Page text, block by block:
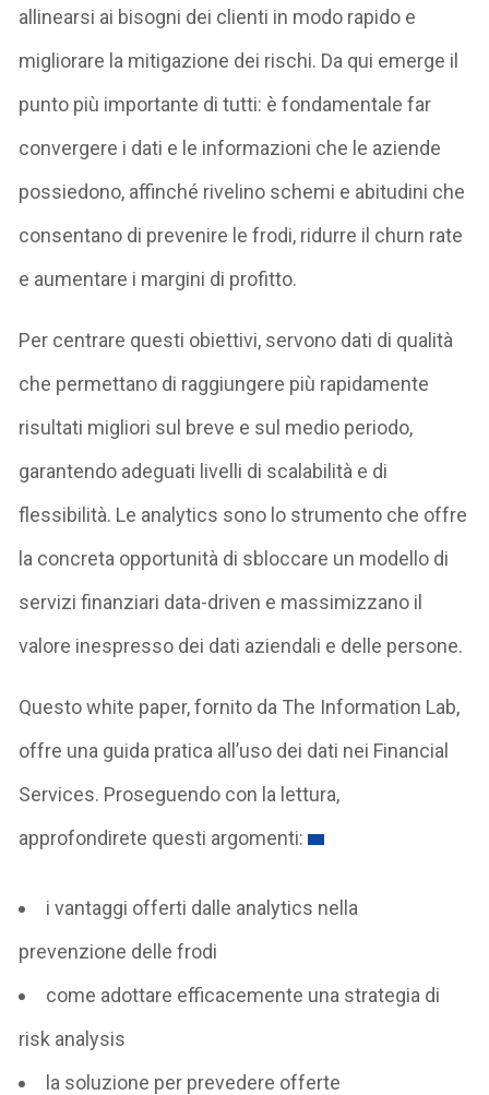
allinearsi ai bisogni dei clienti in modo rapido e
migliorare la mitigazione dei rischi. Da qui emerge il
punto più importante di tutti: è fondamentale far
convergere i dati e le informazioni che le aziende
possiedono, affinché rivelino schemi e abitudini che
consentano di prevenire le frodi, ridurre il churn rate
e aumentare i margini di profitto.
Per centrare questi obiettivi, servono dati di qualità
che permettano di raggiungere più rapidamente
risultati migliori sul breve e sul medio periodo,
garantendo adeguati livelli di scalabilità e di
flessibilità. Le analytics sono lo strumento che offre
la concreta opportunità di sbloccare un modello di
servizi finanziari data-driven e massimizzano il
valore inespresso dei dati aziendali e delle persone.
Questo white paper, fornito da The Information Lab,
offre una guida pratica all’uso dei dati nei Financial
Services. Proseguendo con la lettura,
approfondirete questi argomenti:
i vantaggi offerti dalle analytics nella
prevenzione delle frodi
come adottare efficacemente una strategia di
risk analysis
la soluzione per prevedere offerte